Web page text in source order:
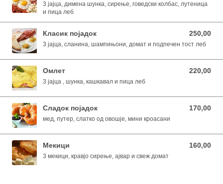
3 јајца, димена шунка, сирење, говедски колбас, лутеница
и пица леб
Класик појадок 250,00
250,00 MKD
3 јајца, сланина, шампињони, домат и подпечен тост леб
Омлет 220,00
220,00 MKD
3 јајца , шунка, кашкавал и пица леб
Сладок појадок 170,00
170,00 MKD
мед, путер, слатко од овошје, мини кроасани
Мекици 160,00
160,00 MKD
3 мекици, кравјо сирење, ајвар и свеж домат